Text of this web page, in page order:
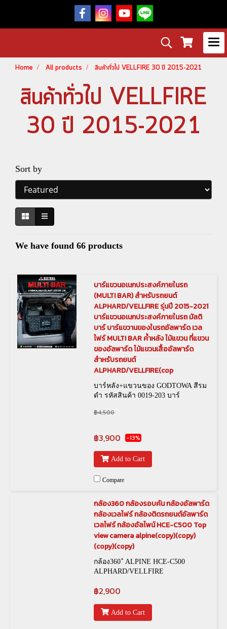
Home All products สินค้าทั่วไป VELLFIRE 30 ปี 2015-2021
สินค้าทั่วไป VELLFIRE
30 ปี 2015-2021
Sort by
We have found 66 products
บาร์แขวนอเนกประสงค์ภายในรถ
(MULTI BAR) สำหรับรถยนต์
ALPHARD/VELLFIRE รุ่นปี 2015-2021
บาร์แขวนอเนกประสงค์ภายในรถ มัลติ
บาร์ บาร์แขวานของในรถอัลพาร์ด เวล
ไฟร์ MULTI BAR ค้ำหลัง ไม้แขวน ที่แขวน
ของอัลพาร์ด ไม้แขวนเสื้ออัลพาร์ด
สำหรับรถยนต์
ALPHARD/VELLFIRE(cop
บาร์หลัง+แขวนของ GODTOWA สีรม
ดำ รหัสสินค้า 0019-203 บาร์
รหัสสินค้า 0019-337
฿4,500
฿3,900 -13%
Add to Cart
Compare
กล้อง360 กล้องรอบคัน กล้องอัลพาร์ด
กล้องเวลไฟร์ กล้องติดรถยนต์อัลพาร์ด
เวลไฟร์ กล้องอัลไพน์ HCE-C500 Top
view camera alpine(copy)(copy)
(copy)(copy)
กล้อง360 ํ ALPINE HCE-C500
ALPHARD/VELLFIRE
฿2,900
Add to Cart